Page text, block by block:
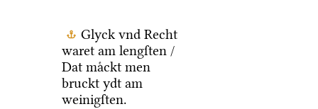
Glyck vnd Recht
waret am lengſten /
Dat maͤckt men
bruckt ydt am
weinigſten.